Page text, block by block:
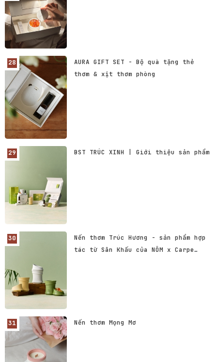
AURA GIFT SET - Bộ quà tặng thẻ
thơm & xịt thơm phòng
BST TRÚC XINH | Giới thiệu sản phẩm
Nến thơm Trúc Hương - sản phẩm hợp
tác từ Sân Khấu của NÔM x Carpe
Nến thơm Mọng Mơ